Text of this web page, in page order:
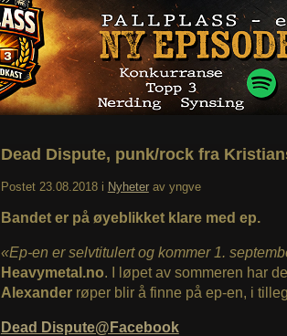
Dead Dispute, punk/rock fra
Postet 23.08.2018 i Nyheter av yngve
Bandet er på øyeblikket klare med ep.
«Ep-en er selvtitulert og kommer 1.
Heavymetal.no. I løpet av sommeren har
Alexander røper blir å finne på ep-en, i
Dead Dispute@Facebook